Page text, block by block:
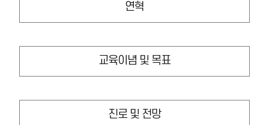
연혁
교육이념 및 목표
진로 및 전망